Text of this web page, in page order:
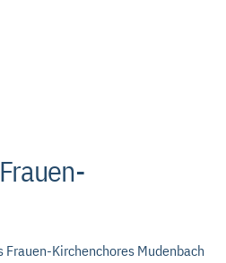
Kirchenchores Mudenbach